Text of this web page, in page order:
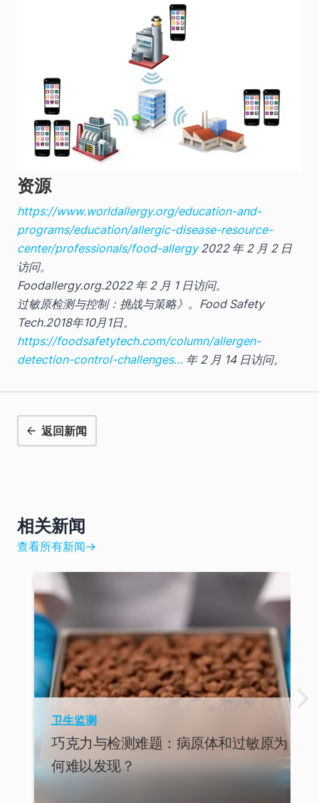
资源
https://www.worldallergy.org/education-and-
programs/education/allergic-disease-resource-
center/professionals/food-allergy2022 年 2 月 2 日
访问。
Foodallergy.org.2022 年 2 月 1 日访问。
过敏原检测与控制：挑战与策略》。Food Safety
Tech.2018年10月1日。
https://foodsafetytech.com/column/allergen-
detection-control-challenges… 年 2 月 14 日访问。
返回新闻
相关新闻
查看所有新闻→
卫生监测
巧克力与检测难题：病原体和过敏原为
何难以发现？